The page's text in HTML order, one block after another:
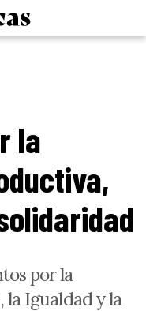
la
por la
Igualdad y la